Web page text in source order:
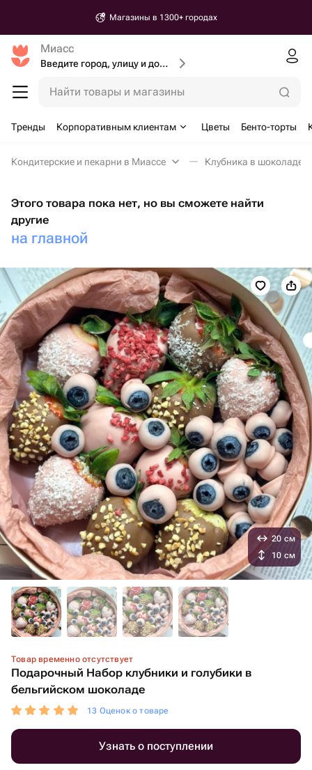
Магазины в 1300+ городах
Миасс
Введите город, улицу и дом доставки
Найти товары и магазины
Тренды Корпоративным клиентам Цветы Бенто-торты
Кондитерские и пекарни в Миассе Клубника в шоколаде
Этого товара пока нет, но вы сможете найти
другие
на главной
Товар временно отсутствует
Подарочный Набор клубники и голубики в
бельгийском шоколаде
13 Оценок о товаре
Узнать о поступлении
20 см
10 см